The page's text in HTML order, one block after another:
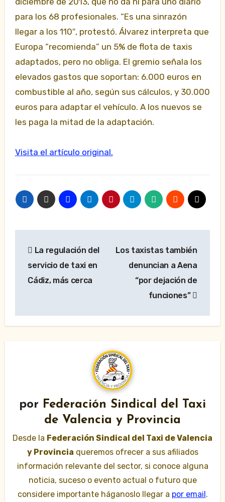
para los 68 profesionales. “Es una sinrazón
llegar a los 110″, protestó. Álvarez interpreta que
Europa “recomienda” un 5% de flota de taxis
adaptados, pero no obliga. El gremio señala los
elevados gastos que soportan: 6.000 euros en
combustible al año, según sus cálculos, y 30.000
euros para adaptar el vehículo. A los nuevos se
les paga la mitad de la adaptación.
Visita el artículo original.
de
entradas
La regulación del
servicio de taxi en
Cádiz, más cerca
Los taxistas también
denuncian a Aena
“por dejación de
funciones”
por Federación Sindical del Taxi
de Valencia y Provincia
Desde la Federación Sindical del Taxi de Valencia
y Provincia queremos ofrecer a sus afiliados
información relevante del sector, si conoce alguna
noticia, suceso o evento actual o futuro que
considere importante háganoslo llegar a por email.